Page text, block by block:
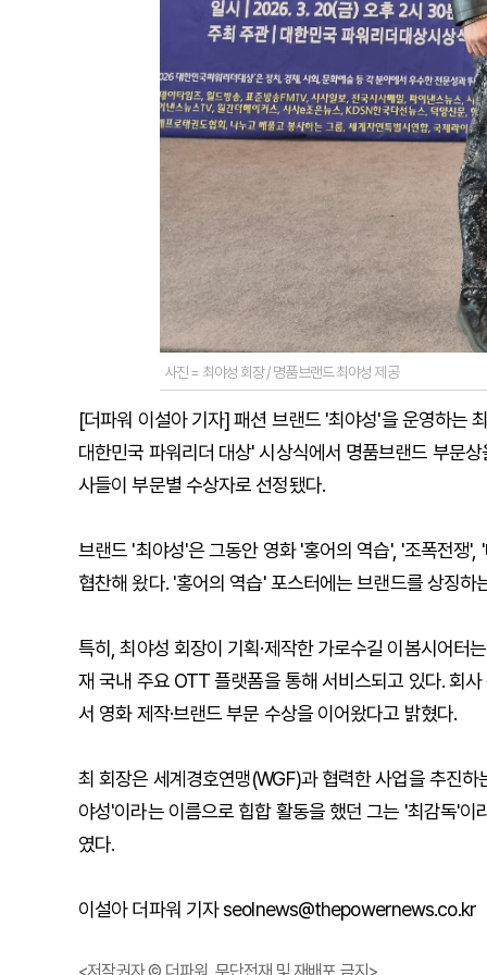
사진 = 최야성 회장 / 명품브랜드 최야성 제공
[더파워 이설아 기자] 패션 브랜드 '최야성'을 운영하는
대한민국 파워리더 대상' 시상식에서 명품브랜드 부문
사들이 부문별 수상자로 선정됐다.
브랜드 '최야성'은 그동안 영화 '홍어의 역습', '조폭전쟁
협찬해 왔다. '홍어의 역습' 포스터에는 브랜드를 상징하
특히, 최야성 회장이 기획·제작한 가로수길 이봄시어
재 국내 주요 OTT 플랫폼을 통해 서비스되고 있다. 회
서 영화 제작·브랜드 부문 수상을 이어왔다고 밝혔다.
최 회장은 세계경호연맹(WGF)과 협력한 사업을 추진
야성'이라는 이름으로 힙합 활동을 했던 그는 '최감독'
였다.
이설아 더파워 기자 seolnews@thepowernews.co.kr